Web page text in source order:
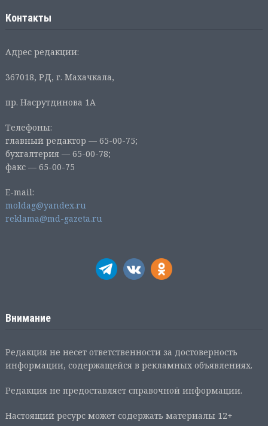
Контакты
Адрес редакции:
367018, РД, г. Махачкала,
пр. Насрутдинова 1А
Телефоны:
главный редактор — 65-00-75;
бухгалтерия — 65-00-78;
факс — 65-00-75
E-mail:
moldag@yandex.ru
reklama@md-gazeta.ru
Внимание
Редакция не несет ответственности за достоверность
информации, содержащейся в рекламных объявлениях.
Редакция не предоставляет справочной информации.
Настоящий ресурс может содержать материалы 12+